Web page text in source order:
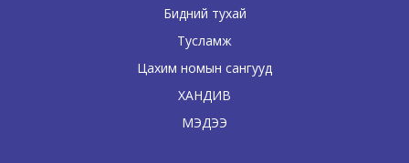
Бидний тухай
Тусламж
Цахим номын сангууд
ХАНДИВ
МЭДЭЭ